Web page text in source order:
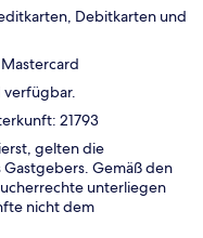
Debitkarten und
verfügbar.
21793
gelten die
Gemäß den
unterliegen
nicht dem